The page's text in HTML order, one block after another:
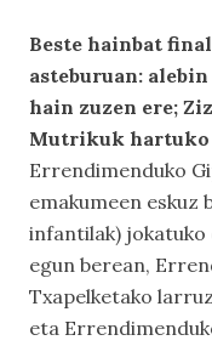
Beste hainbat
asteburuan:
hain zuzen ere;
Mutrikuk
Errendimenduko
emakumeen eskuz
infantilak)
egun berean,
Txapelketako
eta